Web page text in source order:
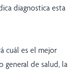
diagnostica esta
cuál es el mejor
general de salud, la